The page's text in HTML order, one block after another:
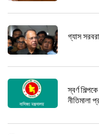
গ্যাস
স্বর্ণ
নীতিমালা